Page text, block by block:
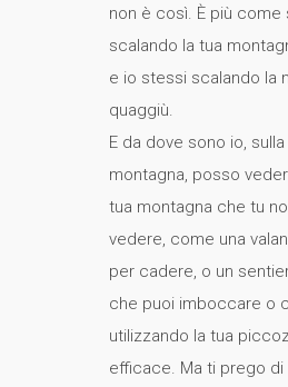
non è così. È più come
scalando la tua
e io stessi scalando la
quaggiù.
E da dove sono io, sulla
montagna, posso
tua montagna che tu
vedere, come una
per cadere, o un
che puoi imboccare o
utilizzando la tua
efficace. Ma ti prego